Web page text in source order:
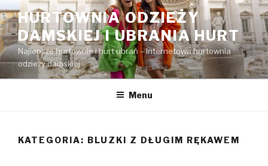
Przejdź
do
treści
HURTOWNIA ODZIEŻY
DAMSKIEJ I UBRANIA HURT
Najlepsze hurtownie i hurt ubrań – Internetowa hurtownia
odzieży damskiej
Menu
KATEGORIA: BLUZKI Z DŁUGIM RĘKAWEM